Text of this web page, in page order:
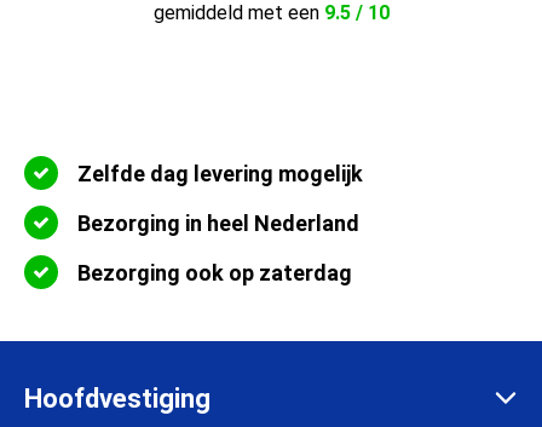
gemiddeld met een 9.5 / 10
Zelfde dag levering mogelijk
Bezorging in heel Nederland
Bezorging ook op zaterdag
Hoofdvestiging